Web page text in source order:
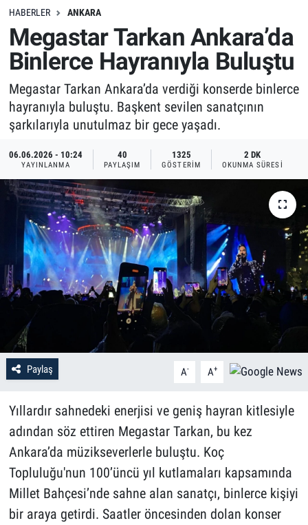
HABERLER ANKARA
Megastar Tarkan Ankara’da
Binlerce Hayranıyla Buluştu
Megastar Tarkan Ankara’da verdiği konserde binlerce
hayranıyla buluştu. Başkent sevilen sanatçının
şarkılarıyla unutulmaz bir gece yaşadı.
06.06.2026 - 10:24
YAYINLANMA
40
PAYLAŞIM
1325
GÖSTERIM
2 DK
OKUNMA SÜRESI
Paylaş A- A+
Yıllardır sahnedeki enerjisi ve geniş hayran kitlesiyle
adından söz ettiren Megastar Tarkan, bu kez
Ankara’da müzikseverlerle buluştu. Koç
Topluluğu'nun 100’üncü yıl kutlamaları kapsamında
Millet Bahçesi’nde sahne alan sanatçı, binlerce kişiyi
bir araya getirdi. Saatler öncesinden dolan konser